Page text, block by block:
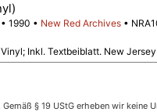
1990 New Red Archives
Inkl. Textbeiblatt. New
. Gemäß § 19 UStG erheben wir keine